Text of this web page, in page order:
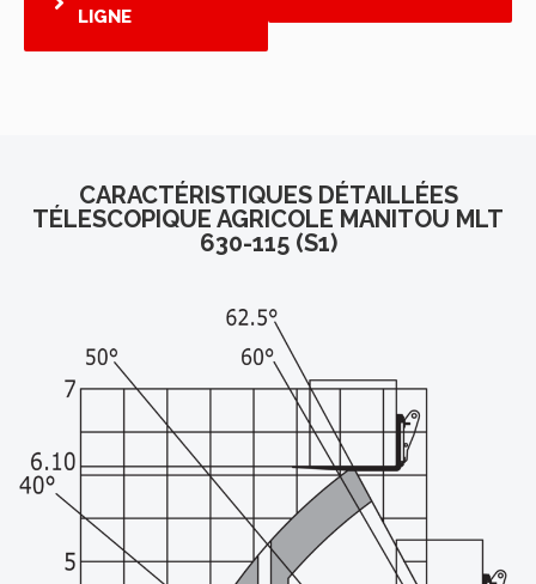
LIGNE
CARACTÉRISTIQUES DÉTAILLÉES
TÉLESCOPIQUE AGRICOLE MANITOU MLT
630-115 (S1)